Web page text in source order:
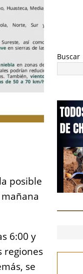
posible
6:00 y
regiones
se
Buscar